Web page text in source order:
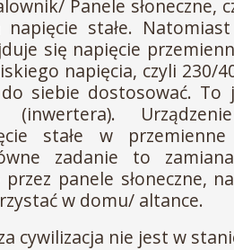
Panele słoneczne,
napięcie stałe.
się napięcie
napięcia, czyli 230/
siebie dostosować. To
stałe w
zadanie to
panele słoneczne,
w domu/ altance.
cywilizacja nie jest w